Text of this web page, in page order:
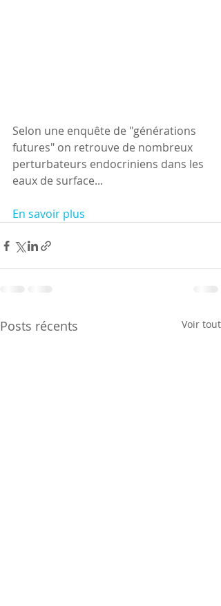
Selon une enquête de "générations
futures" on retrouve de nombreux
perturbateurs endocriniens dans les
eaux de surface...
En savoir plus
Posts récents Voir tout